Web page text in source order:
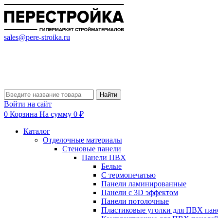
sales@pere-stroika.ru
Найти
Войти на сайт
0 Корзина На сумму 0 ₽
Каталог
Отделочные материалы
Стеновые панели
Панели ПВХ
Белые
С термопечатью
Панели ламинированные
Панели с 3D эффектом
Панели потолочные
Пластиковые уголки для ПВХ